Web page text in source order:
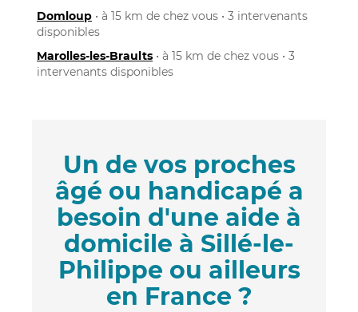
Domloup • à 15 km de chez vous • 3 intervenants
disponibles
Marolles-les-Braults • à 15 km de chez vous • 3
intervenants disponibles
Un de vos proches
âgé ou handicapé a
besoin d'une aide à
domicile à Sillé-le-
Philippe ou ailleurs
en France ?